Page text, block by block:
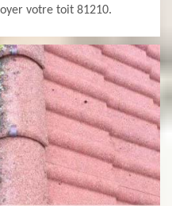
votre toit 81210.